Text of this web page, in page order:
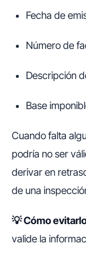
Fecha de
Número de
Descripción
Base
Cuando falta
podría no ser
derivar en
de una
💡Cómo
valide la